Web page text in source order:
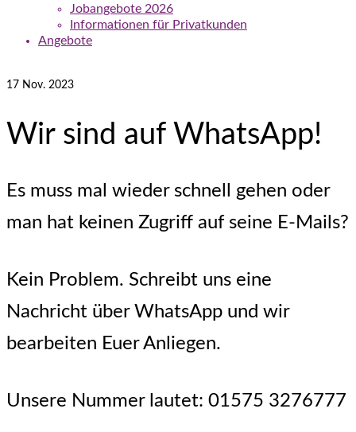
Jobangebote 2026
Informationen für Privatkunden
Angebote
17 Nov. 2023
Wir sind auf WhatsApp!
Es muss mal wieder schnell gehen oder
man hat keinen Zugriff auf seine E-Mails?
Kein Problem. Schreibt uns eine
Nachricht über WhatsApp und wir
bearbeiten Euer Anliegen.
Unsere Nummer lautet: 01575 3276777